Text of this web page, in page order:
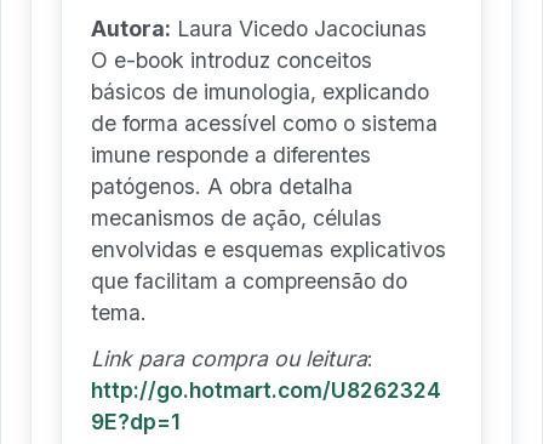
Autora: Laura Vicedo Jacociunas
O e-book introduz conceitos
básicos de imunologia, explicando
de forma acessível como o sistema
imune responde a diferentes
patógenos. A obra detalha
mecanismos de ação, células
envolvidas e esquemas explicativos
que facilitam a compreensão do
tema.
Link para compra ou leitura:
http://go.hotmart.com/U8262324
9E?dp=1